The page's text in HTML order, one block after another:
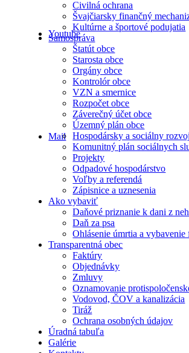
Youtube
Mail
Civilná ochrana
Švajčiarsky finančný
Kultúrne a športové podujatia
Samospráva
Štatút obce
Starosta obce
Orgány obce
Kontrolór obce
VZN a smernice
Rozpočet obce
Záverečný účet obce
Územný plán obce
Hospodársky a sociálny
Komunitný plán sociálnych
Projekty
Odpadové hospodárstvo
Voľby a referendá
Zápisnice a uznesenia
Ako vybaviť
Daňové priznanie k dani z
Daň za psa
Ohlásenie úmrtia a vybavenie
Transparentná obec
Faktúry
Objednávky
Zmluvy
Oznamovanie
Vodovod, ČOV a kanalizácia
Tiráž
Ochrana osobných údajov
Úradná tabuľa
Galérie